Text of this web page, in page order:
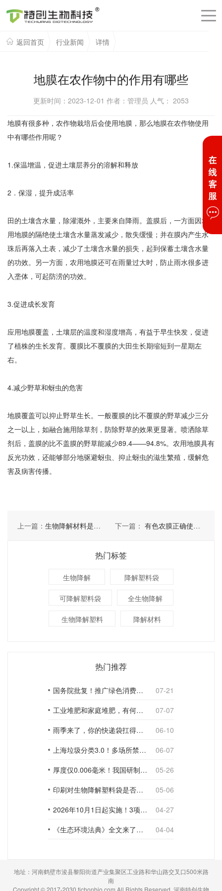
返回首页 行业新闻 详情
地膜在农作物中的作用有哪些
更新时间：2023-12-01 作者：管理员 人气： 2053
地膜有很多种，农作物栽培后会使用地膜，那么地膜在农作物使用
中有哪些作用呢？
1.保温增温，促进土壤层养分的溶解和释放
2．保湿，提升成活率
田的土壤含水量，除灌溉外，主要来自降雨。盖膜后，一方面因农
用地膜的隔绝使土壤含水量蒸发减少，散失缓慢；并在膜内产生水
珠后再落入土表，减少了土壤含水量的损失，起到保蓄土壤含水量
的功效。另一方面，农用地膜还可在雨量过大时，防止雨水很多进
入垄体，可起防涝的功效。
3.促进成长发育
应用地膜覆盖，土壤层的温度和湿度增高，有益于早生快发，促进
了植株的生长发育。覆膜比不覆膜的大田生长期缩短到一星期左
右。
4.减少野草和蚜虫的危害
地膜覆盖可以抑止野草生长。一般覆膜的比不覆膜的野草减少三分
之一以上，如融合施用除草剂，防除野草的效果更显著。喷洒除草
剂后，盖膜的比不盖膜的野草能减少89.4——94.8%。农用地膜具有
反光功效，还能够部分地驱避蚜虫、抑止蚜虫的滋生繁殖，缓解危
害及病害传播。
上一篇： 生物降解材料是如何运用的 下一篇： 有色农膜正确使用，你了解吗
热门标签
生物降解 降解塑料袋
可降解塑料袋 全生物降解
生物降解塑料 降解材料
热门推荐
国务院批复！推广绿色消费，引导使用环保可降解包装材料
07-21
工业堆肥和家庭堆肥，有何不同？
07-07
雨季来了，你的快递袋扛得住吗？
06-10
上海垃圾分类3.0！多场所禁止使用一次性塑料袋；推动快递包装绿色转型
06-07
厚度仅0.006毫米！我国研制出超薄型全生物降解渗水地膜
05-26
印刷对生物降解塑料袋是否构成影响？
05-06
2026年10月1日起实施！3项生物降解能力检测新国标
04-27
《生态环境法典》全文来了！降解材料、生物基应用与包装环保规范
04-04
地址：河南鹤壁市浚县黎阳街道产业集聚区工业路和华山路交叉口500米路
南
Copyright © 2017-2030 tichonbio.com All Rights Reserved. 河南特创生物